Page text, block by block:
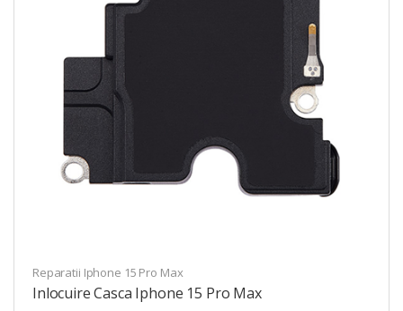
Reparatii Iphone 15 Pro Max
Inlocuire Casca Iphone 15 Pro Max